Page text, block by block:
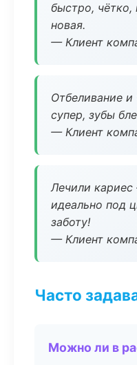
быстро, чётко,
новая.
— Клиент
Отбеливание и
супер, зубы
— Клиент
Лечили
идеально под
заботу!
— Клиент
Часто
Можно ли в